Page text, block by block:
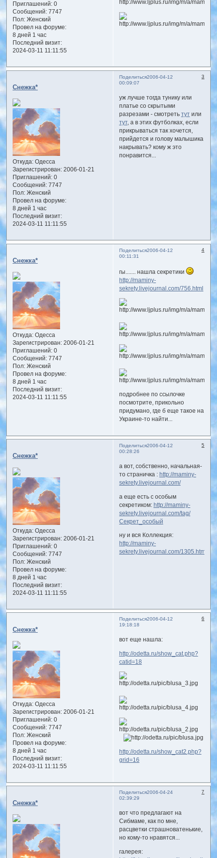
Приглашений:0
Сообщений:7747
Пол:Женский
Провел на форуме:
8 дней 1 час
Последний визит:
2024-03-11 11:11:55
Поделиться 3
2006-04-12
00:09:07
Снежка*
Откуда:Одесса
Зарегистрирован: 2006-01-21
Приглашений:0
Сообщений:7747
Пол:Женский
Провел на форуме:
8 дней 1 час
Последний визит:
2024-03-11 11:11:55
уж лучше тогда тунику или
платье со скрытыми
разрезами - смотреть тутили
тут, а в этих футболках, если
прикрываться так хочется,
прийдется и голову малышика
накрывать? кому ж это
понравится...
Поделиться 4
2006-04-12
00:11:31
Снежка*
Откуда:Одесса
Зарегистрирован: 2006-01-21
Приглашений:0
Сообщений:7747
Пол:Женский
Провел на форуме:
8 дней 1 час
Последний визит:
2024-03-11 11:11:55
гы....... нашла секретики
http://maminy-
sekrety.livejournal.com/756.html
подробнее по ссылочке
посмотрите, прикольно
придумано, где б еще такое на
Украине-то найти...
Поделиться 5
2006-04-12
00:28:26
Снежка*
Откуда:Одесса
Зарегистрирован: 2006-01-21
Приглашений:0
Сообщений:7747
Пол:Женский
Провел на форуме:
8 дней 1 час
Последний визит:
2024-03-11 11:11:55
а вот, собственно, начальная-
то страничка : http://maminy-
sekrety.livejournal.com/
а еще есть с особым
секретиком: http://maminy-
sekrety.livejournal.com/tag/
Секрет_особый
ну и вся Коллекция:
http://maminy-
sekrety.livejournal.com/1305.html
Поделиться 6
2006-04-12
19:18:18
Снежка*
Откуда:Одесса
Зарегистрирован: 2006-01-21
Приглашений:0
Сообщений:7747
Пол:Женский
Провел на форуме:
8 дней 1 час
Последний визит:
2024-03-11 11:11:55
вот еще нашла:
http://odetta.ru/show_cat.php?
catid=18
http://odetta.ru/show_cat2.php?
grid=16
Поделиться 7
2006-04-24
02:39:29
Снежка*
вот что предлагают на
Сибмаме, как по мне,
расцветки страшноватенькие,
но кому-то нравятся...
галерея: